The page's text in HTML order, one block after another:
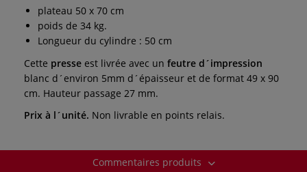
plateau 50 x 70 cm
poids de 34 kg.
Longueur du cylindre : 50 cm
Cette presse est livrée avec un feutre d´impression
blanc d´environ 5mm d´épaisseur et de format 49 x 90
cm. Hauteur passage 27 mm.
Prix à l´unité. Non livrable en points relais.
Commentaires produits